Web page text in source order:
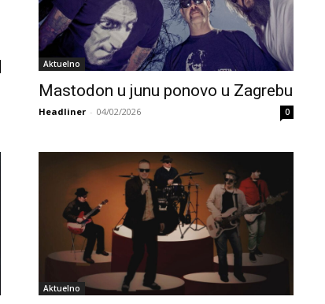
Aktuelno
Mastodon u junu ponovo u Zagrebu
Headliner - 04/02/2026 0
Aktuelno